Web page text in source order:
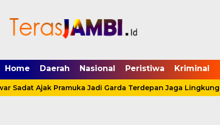
Home Daerah Nasional Peristiwa Kriminal
Sadat Ajak Pramuka Jadi Garda Terdepan Jaga